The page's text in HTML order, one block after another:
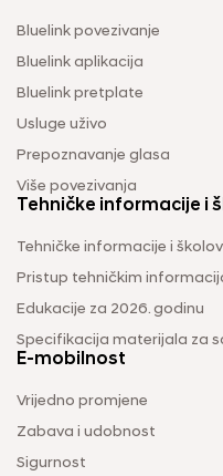
Bluelink povezivanje
Bluelink aplikacija
Bluelink pretplate
Usluge uživo
Prepoznavanje glasa
Više povezivanja
Tehničke informacije i
Tehničke informacije i
Pristup tehničkim
Edukacije za 2026. godinu
Specifikacija materijala za
E-mobilnost
Vrijedno promjene
Zabava i udobnost
Sigurnost